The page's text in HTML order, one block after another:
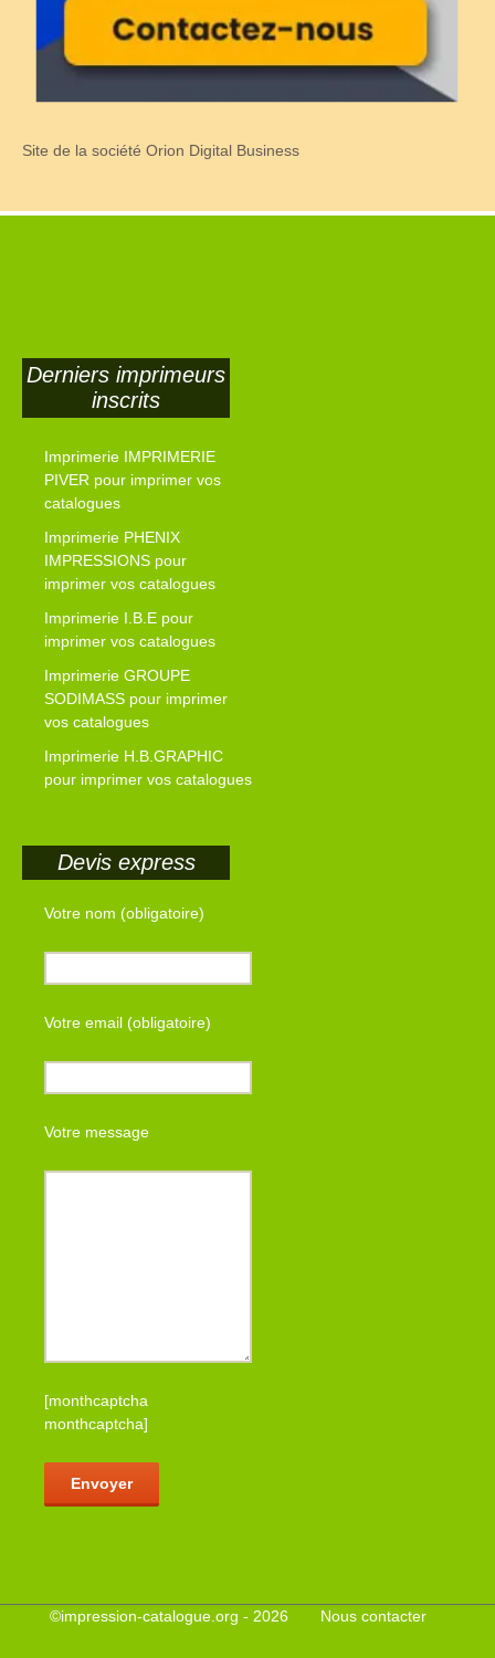
Site de la société Orion Digital Business
Derniers imprimeurs
inscrits
Imprimerie IMPRIMERIE
PIVER pour imprimer vos
catalogues
Imprimerie PHENIX
IMPRESSIONS pour
imprimer vos catalogues
Imprimerie I.B.E pour
imprimer vos catalogues
Imprimerie GROUPE
SODIMASS pour imprimer
vos catalogues
Imprimerie H.B.GRAPHIC
pour imprimer vos catalogues
Devis express
Votre nom (obligatoire)
Votre email (obligatoire)
Votre message
[monthcaptcha
monthcaptcha]
©impression-catalogue.org - 2026 Nous contacter